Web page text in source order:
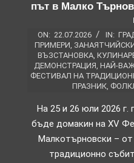
път в Малко
ON: 22.07.2026 IN:
ПРИМЕРИ,
ВЪЗСТАНОВКА,
ДЕМОНСТРАЦИЯ, НАЙ-
ФЕСТИВАЛ НА
ПРАЗНИК,
На 25 и 26 юли 2026
бъде домакин на XV
Малкотърновски –
традиционно